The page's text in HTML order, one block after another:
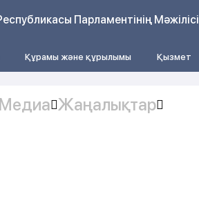
Парламентінің Мәжілісі
Құрамы және құрылымы Қызмет
Медиа Жаңалықтар